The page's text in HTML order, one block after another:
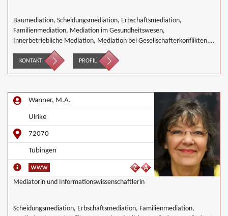
Baumediation, Scheidungsmediation, Erbschaftsmediation,
Familienmediation, Mediation im Gesundheitswesen,
Innerbetriebliche Mediation, Mediation bei Gesellschafterkonflikten,
Mediation im öffentlichen Bereich, Mediation bei Team- und
Gruppenkonflikten, Mediation von Unternehmensnachfolgen,
Mediation in der Wohnungswirtschaft, Nachbarschaftsmediation
KONTAKT PROFIL
Wanner, M.A.
Ulrike
72070
Tübingen
Mediatorin und Informationswissenschaftlerin
Scheidungsmediation, Erbschaftsmediation, Familienmediation,